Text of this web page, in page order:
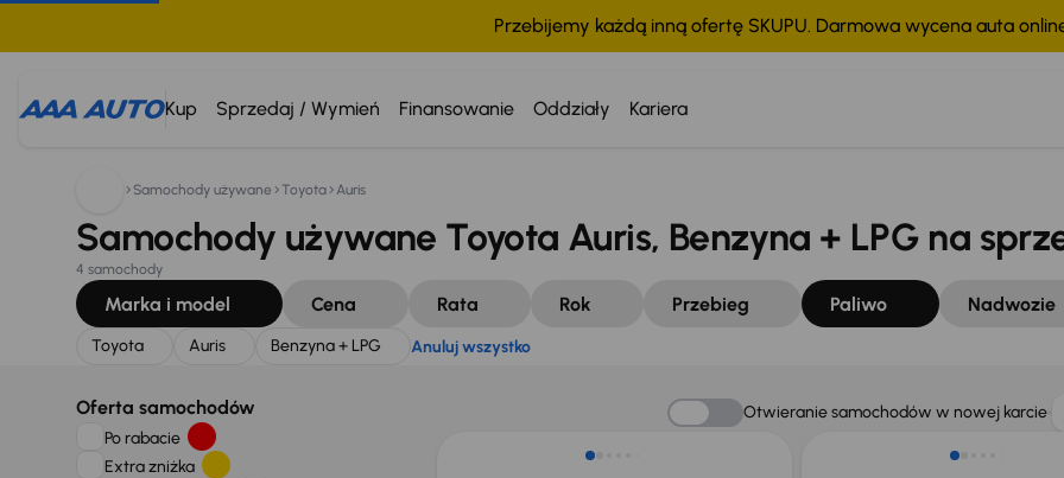
Przebijemy każdą inną ofertę SKUPU. Darmowa wycena auta
Kup Sprzedaj / Wymień Finansowanie Oddziały Kariera
Szukam: Anuluj wszystko
Samochody używane Toyota Auris
Samochody używane Toyota Auris, Benzyna + LPG na
4 samochody
Marka i model Cena Rata Rok Przebieg Paliwo Nadwozie
Toyota Auris Benzyna + LPG Anuluj wszystko
Oferta samochodów
Po rabacie
Extra zniżka
Otwieranie samochodów w nowej karcie
Możliwość odliczenia VAT